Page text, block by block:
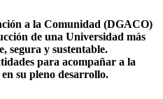
a la Comunidad (DGACO)
de una Universidad más
segura y sustentable.
para acompañar a la
su pleno desarrollo.